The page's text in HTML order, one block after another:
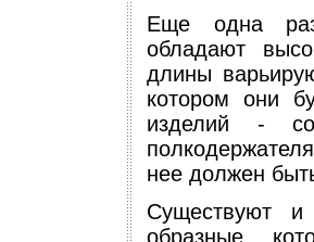
Еще одна
обладают
длины
котором они
изделий -
нее должен
Существуют
образные,